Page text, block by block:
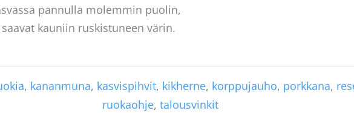
pannulla molemmin puolin,
kauniin ruskistuneen värin.
, kananmuna, kasvispihvit, kikherne, korppujauho, porkkana,
ruokaohje,talousvinkit